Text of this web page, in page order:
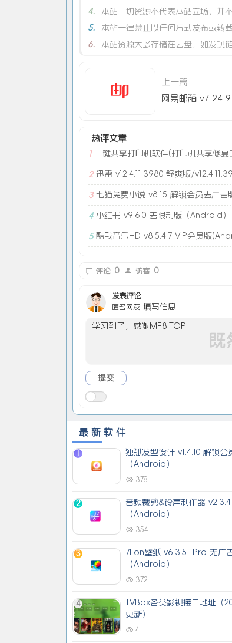
4.
本站一切资源不代表本站立场，并
5.
本站一律禁止以任何方式发布或转
6.
本站资源大多存储在云盘，如发现
上一篇
热评文章
1 一键共享打印机软件(打印机共享修复
2 迅雷 v12.4.11.3980 舒爽版/
3 七猫免费小说 v8.15 解锁会员去广告
4 小红书 v9.6.0 去限制版（Android）
5 酷我音乐HD v8.5.4.7 VIP会员版
评论 0 访客 0
发表评论
匿名网友 填写信息
最新软件
独孤发型设计 v1.4.10 解锁会
（Android）
378
2
音频裁剪&铃声制作器
（Android）
354
3
7Fon壁纸 v6.3.51 Pro 无广
（Android）
372
4
TVBox各类影视接口地址（
更新）
4